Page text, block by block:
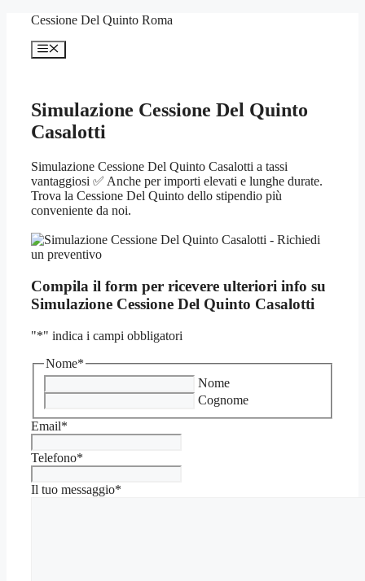
contenuto
Cessione Del Quinto Roma
Menu
Simulazione Cessione Del Quinto
Casalotti
Simulazione Cessione Del Quinto Casalotti a tassi
vantaggiosi ✅ Anche per importi elevati e lunghe durate.
Trova la Cessione Del Quinto dello stipendio più
conveniente da noi.
Compila il form per ricevere ulteriori info su
Simulazione Cessione Del Quinto Casalotti
"*" indica i campi obbligatori
Nome*
Nome
Cognome
Email*
Telefono*
Il tuo messaggio*